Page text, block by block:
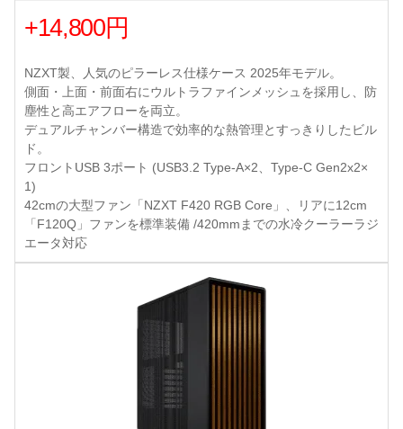
+14,800円
NZXT製、人気のピラーレス仕様ケース 2025年モデル。
側面・上面・前面右にウルトラファインメッシュを採用し、防
塵性と高エアフローを両立。
デュアルチャンバー構造で効率的な熱管理とすっきりしたビル
ド。
フロントUSB 3ポート (USB3.2 Type-A×2、Type-C Gen2x2×
1)
42cmの大型ファン「NZXT F420 RGB Core」、リアに12cm
「F120Q」ファンを標準装備 /420mmまでの水冷クーラーラジ
エータ対応